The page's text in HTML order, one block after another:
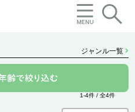
ジャンル一覧
1-4件 / 全4件